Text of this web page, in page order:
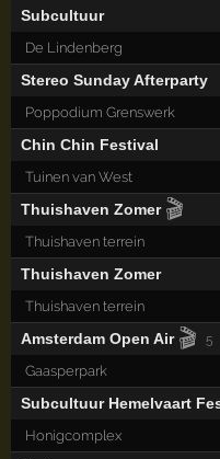
Subcultuur
De Lindenberg
Stereo Sunday Afterparty
Poppodium Grenswerk
Chin Chin Festival
Tuinen van West
Thuishaven Zomer 🎬
Thuishaven terrein
Thuishaven Zomer
Thuishaven terrein
Amsterdam Open Air 🎬 5
Gaasperpark
Subcultuur Hemelvaart
Honigcomplex